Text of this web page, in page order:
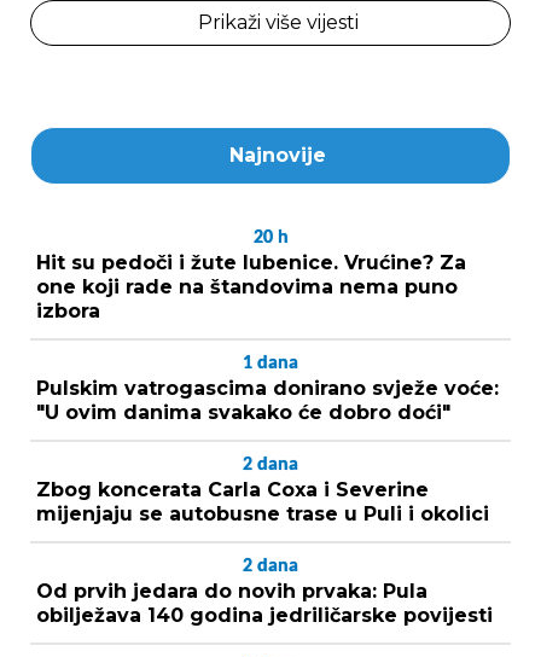
Prikaži više vijesti
Najnovije
20 h
Hit su pedoči i žute lubenice. Vrućine? Za
one koji rade na štandovima nema puno
izbora
1 dana
Pulskim vatrogascima donirano svježe voće:
"U ovim danima svakako će dobro doći"
2 dana
Zbog koncerata Carla Coxa i Severine
mijenjaju se autobusne trase u Puli i okolici
2 dana
Od prvih jedara do novih prvaka: Pula
obilježava 140 godina jedriličarske povijesti